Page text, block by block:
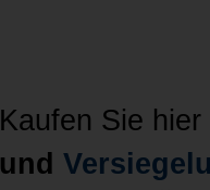
Kaufen Sie
und